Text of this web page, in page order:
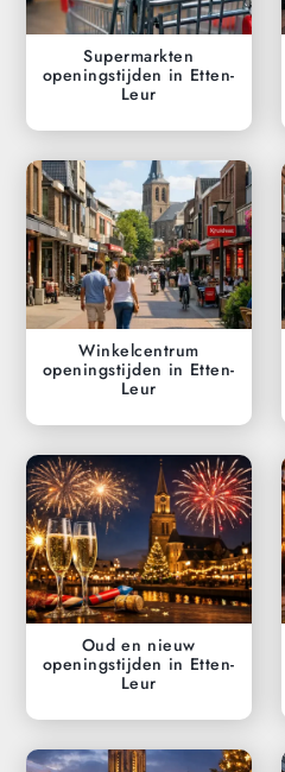
Supermarkten
openingstijden in Etten-
Leur
Winkelcentrum
openingstijden in Etten-
Leur
Oud en nieuw
openingstijden in Etten-
Leur